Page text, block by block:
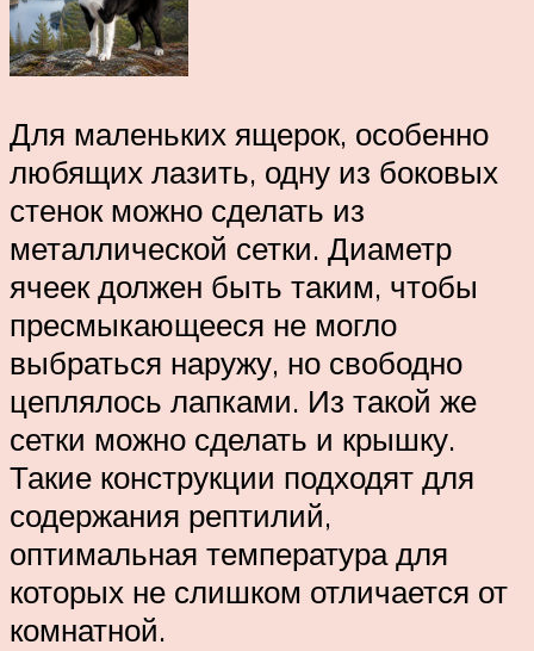
Для маленьких ящерок, особенно
любящих лазить, одну из боковых
стенок можно сделать из
металлической сетки. Диаметр
ячеек должен быть таким, чтобы
пресмыкающееся не могло
выбраться наружу, но свободно
цеплялось лапками. Из такой же
сетки можно сделать и крышку.
Такие конструкции подходят для
содержания рептилий,
оптимальная температура для
которых не слишком отличается от
комнатной.